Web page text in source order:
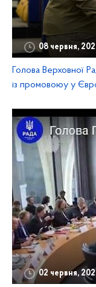
08 червня,
Голова Верховної
із промовоюу у
02 червня,